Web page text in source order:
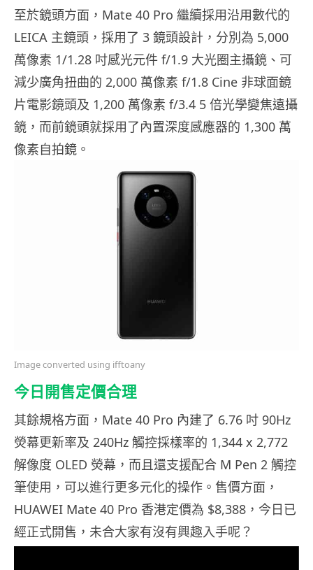
至於鏡頭方面，Mate 40 Pro 繼續採用沿用數代的
LEICA 主鏡頭，採用了 3 鏡頭設計，分別為 5,000
萬像素 1/1.28 吋感光元件 f/1.9 大光圈主攝鏡、可
減少廣角扭曲的 2,000 萬像素 f/1.8 Cine 非球面鏡
片電影鏡頭及 1,200 萬像素 f/3.4 5 倍光學變焦遠攝
鏡，而前鏡頭就採用了內置深度感應器的 1,300 萬
像素自拍鏡。
Image converted using ifftoany
今日開售定價合理
其餘規格方面，Mate 40 Pro 內建了 6.76 吋 90Hz
熒幕更新率及 240Hz 觸控採樣率的 1,344 x 2,772
解像度 OLED 熒幕，而且還支援配合 M Pen 2 觸控
筆使用，可以進行更多元化的操作。售價方面，
HUAWEI Mate 40 Pro 香港定價為 $8,388，今日已
經正式開售，未合大家有沒有興趣入手呢？